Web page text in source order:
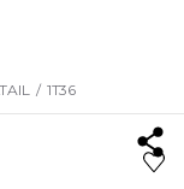
/ 1T36